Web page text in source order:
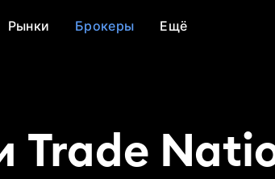
Рынки Брокеры Ещё
Trade